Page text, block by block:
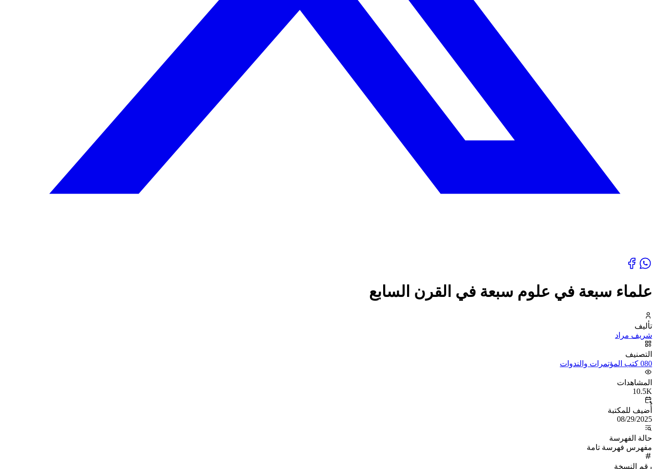
علماء سبعة في علوم سبعة في القرن السابع
تأليف
شريف مراد
التصنيف
080 كتب المؤتمرات والندوات
المشاهدات
10.5K
أُضيف للمكتبة
08/29/2025
حالة الفهرسة
مفهرس فهرسة تامة
رقم النسخة